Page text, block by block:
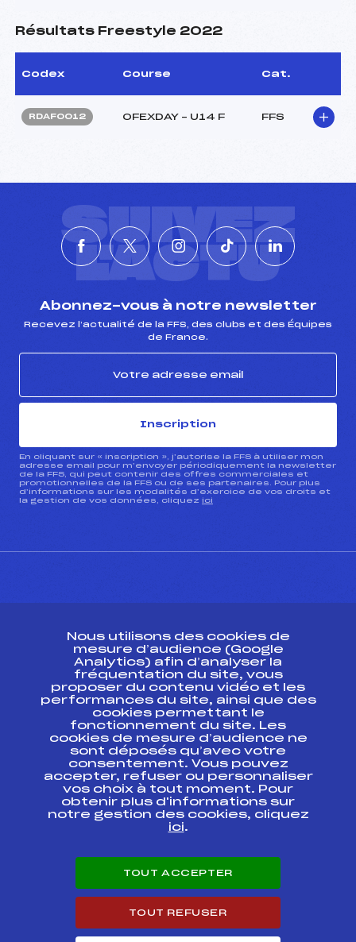
Résultats Freestyle 2022
Codex Course Cat.
RDAF0012 OFEXDAY – U14 F FFS
SUIVEZ
L'ACTU
Abonnez-vous à notre newsletter
Recevez l’actualité de la FFS, des clubs et des Équipes
de France.
Inscription
En cliquant sur « inscription », j’autorise la FFS à utiliser mon
adresse email pour m’envoyer périodiquement la newsletter
de la FFS, qui peut contenir des offres commerciales et
promotionnelles de la FFS ou de ses partenaires. Pour plus
d’informations sur les modalités d’exercice de vos droits et
la gestion de vos données, cliquez ici
ESPACE PRESSE
Ressources
Pass’Neige
Projet sportif fédéral
Projet de performance fédéral
Antidopage
Pôle Développement, Formation, Suivi
Scientifique
Listes ministérielles
Pôle vie de l’athlète
Carrières
Nous utilisons des cookies de
mesure d’audience (Google
Analytics) afin d’analyser la
fréquentation du site, vous
proposer du contenu vidéo et les
performances du site, ainsi que des
cookies permettant le
fonctionnement du site. Les
cookies de mesure d’audience ne
sont déposés qu’avec votre
consentement. Vous pouvez
accepter, refuser ou personnaliser
vos choix à tout moment. Pour
obtenir plus d'informations sur
notre gestion des cookies, cliquez
ici.
TOUT ACCEPTER
TOUT REFUSER